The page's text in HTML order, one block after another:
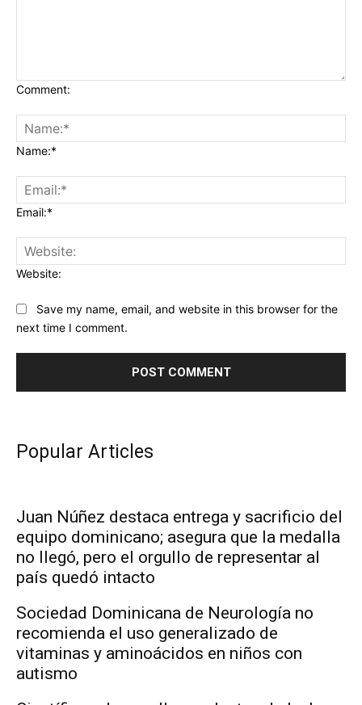
Comment:
Name:*
Email:*
Website:
Save my name, email, and website in this browser for the
next time I comment.
Popular Articles
Juan Núñez destaca entrega y sacrificio del
equipo dominicano; asegura que la medalla
no llegó, pero el orgullo de representar al
país quedó intacto
Sociedad Dominicana de Neurología no
recomienda el uso generalizado de
vitaminas y aminoácidos en niños con
autismo